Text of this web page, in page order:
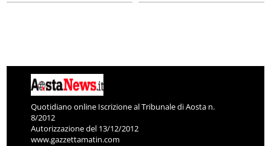
Quotidiano online Iscrizione al Tribunale di Aosta n.
8/2012
Autorizzazione del 13/12/2012
www.gazzettamatin.com